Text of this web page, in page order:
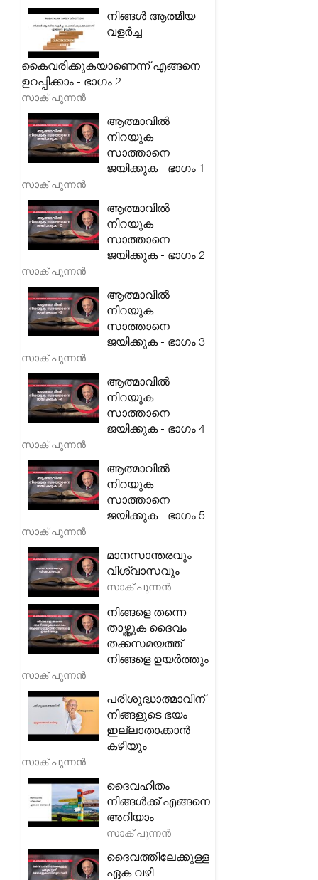
നിങ്ങൾ ആത്മീയ
വളർച്ച
കൈവരിക്കുകയാണെന്ന് എങ്ങനെ
ഉറപ്പിക്കാം - ഭാഗം 2
സാക് പുന്നൻ
ആത്മാവിൽ
നിറയുക
സാത്താനെ
ജയിക്കുക - ഭാഗം 1
സാക് പുന്നൻ
ആത്മാവിൽ
നിറയുക
സാത്താനെ
ജയിക്കുക - ഭാഗം 2
സാക് പുന്നൻ
ആത്മാവിൽ
നിറയുക
സാത്താനെ
ജയിക്കുക - ഭാഗം 3
സാക് പുന്നൻ
ആത്മാവിൽ
നിറയുക
സാത്താനെ
ജയിക്കുക - ഭാഗം 4
സാക് പുന്നൻ
ആത്മാവിൽ
നിറയുക
സാത്താനെ
ജയിക്കുക - ഭാഗം 5
സാക് പുന്നൻ
മാനസാന്തരവും
വിശ്വാസവും
സാക് പുന്നൻ
നിങ്ങളെ തന്നെ
താഴ്ത്തുക ദൈവം
തക്കസമയത്ത്
നിങ്ങളെ ഉയർത്തും
സാക് പുന്നൻ
പരിശുദ്ധാത്മാവിന്
നിങ്ങളുടെ ഭയം
ഇല്ലാതാക്കാൻ
കഴിയും
സാക് പുന്നൻ
ദൈവഹിതം
നിങ്ങൾക്ക് എങ്ങനെ
അറിയാം
സാക് പുന്നൻ
ദൈവത്തിലേക്കുള്ള
ഏക വഴി